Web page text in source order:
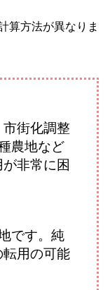
算方法が異なりま
街化調整
農地など
非常に困
です。純
用の可能